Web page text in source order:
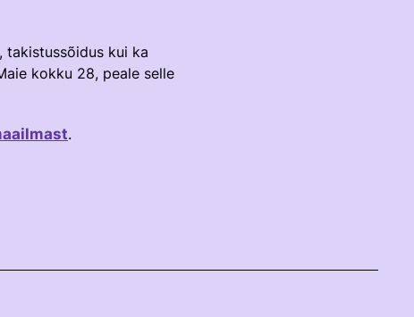
takistussõidus kui ka
kokku 28, peale selle
.